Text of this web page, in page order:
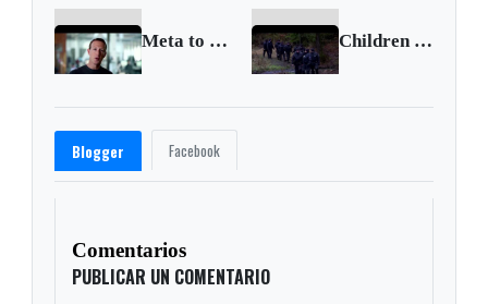
Meta to cut 10,000 jobs in second round of layoffs Children suspected in death of German 12-year-old schoolgirl
Blogger Facebook
Comentarios
PUBLICAR UN COMENTARIO